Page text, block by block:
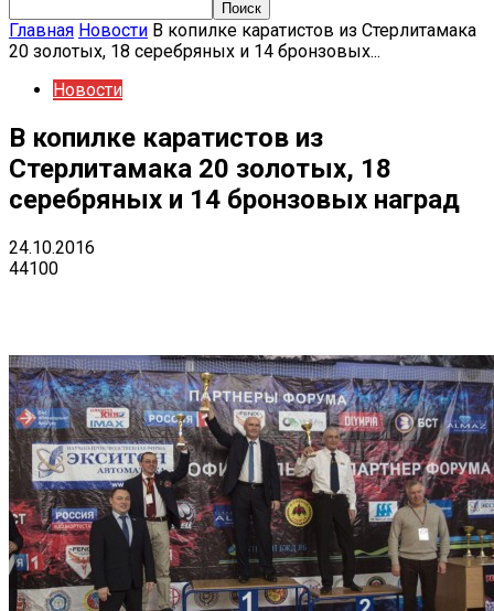
Главная Новости В копилке каратистов из Стерлитамака
20 золотых, 18 серебряных и 14 бронзовых...
Новости
В копилке каратистов из
Стерлитамака 20 золотых, 18
серебряных и 14 бронзовых наград
24.10.2016
44100